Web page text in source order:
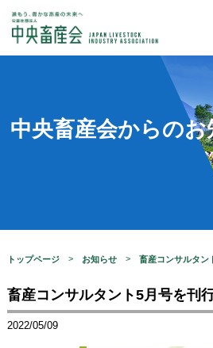
中央畜産会からの
トップページ お知らせ 畜産コンサルタン
畜産コンサルタント5月号を刊
2022/05/09